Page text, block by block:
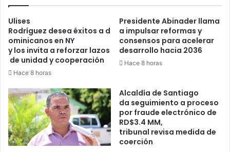
Ulises
Rodríguez desea éxitos a d
ominicanos en NY
y los invita a reforzar lazos
de unidad y cooperación
Hace 8 horas
Presidente Abinader llama
a impulsar reformas y
consensos para acelerar
desarrollo hacia 2036
Hace 8 horas
Alcaldía de Santiago
da seguimiento a proceso
por fraude electrónico de
RD$3.4 MM,
tribunal revisa medida de
coerción